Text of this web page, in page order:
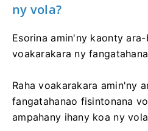
ny vola?
Esorina amin'ny kaonty
voakarakara ny
Raha voakarakara amin'ny
fangatahanao fisintonana
ampahany ihany koa ny